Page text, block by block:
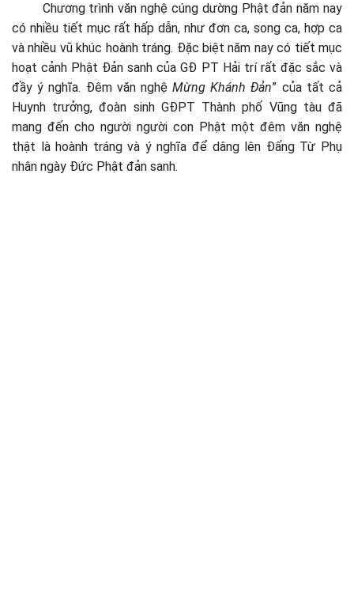
Chương trình văn nghệ cúng dường Phật đản năm nay
có nhiều tiết mục rất hấp dẫn, như đơn ca, song ca, hợp ca
và nhiều vũ khúc hoành tráng. Đặc biệt năm nay có tiết mục
hoạt cảnh Phật Đản sanh của GĐ PT Hải trí rất đặc sắc và
đầy ý nghĩa. Đêm văn nghệMừng Khánh Đản” của tất cả
Huynh trưởng, đoàn sinh GĐPT Thành phố Vũng tàu đã
mang đến cho người người con Phật một đêm văn nghệ
thật là hoành tráng và ý nghĩa để dâng lên Đấng Từ Phụ
nhân ngày Đức Phật đản sanh.